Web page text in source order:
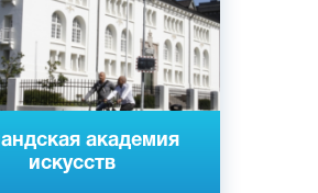
академия
искусств